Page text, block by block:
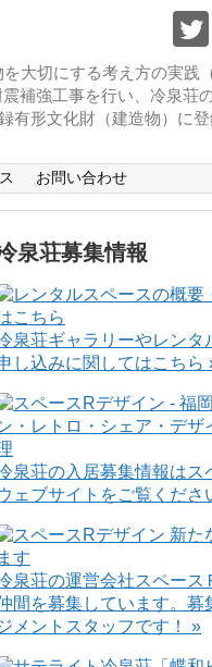
大切にする考え方の実践
補強工事を行い、冷泉荘
有形文化財（建造物）に
お問い合わせ
泉荘募集情報
泉荘ギャラリーやレンタ
し込みに関してはこちら
泉荘の入居募集情報はス
ェブサイトをご覧くださ
泉荘の運営会社スペース
間を募集しています。募
メントスタッフです！ »